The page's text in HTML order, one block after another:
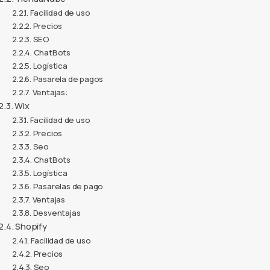
Facilidad de uso
Precios
SEO
ChatBots
Logística
Pasarela de pagos
Ventajas:
Wix
Facilidad de uso
Precios
Seo
ChatBots
Logística
Pasarelas de pago
Ventajas
Desventajas
Shopify
Facilidad de uso
Precios
Seo
Realiza envíos a todo México
lo que necesitas para tus envíos en un solo lugar
Cotiza gratis
Las mejores paqueterías
Asegura tus envíos
Descuentos del 70%